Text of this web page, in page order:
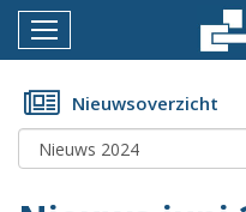
Menu
Home
Nieuws
Nieuwsoverzicht